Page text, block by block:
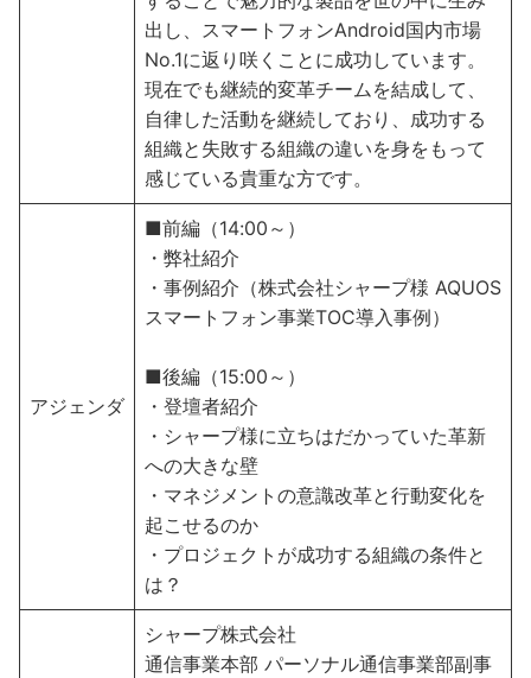
出し、スマートフォンAndroid国内市場
No.1に返り咲くことに成功しています。
現在でも継続的変革チームを結成して、
自律した活動を継続しており、成功する
組織と失敗する組織の違いを身をもって
感じている貴重な方です。
アジェンダ
■前編（14:00～）
・弊社紹介
・事例紹介（株式会社シャープ様 AQUOS
スマートフォン事業TOC導入事例）
■後編（15:00～）
・登壇者紹介
・シャープ様に立ちはだかっていた革新
への大きな壁
・マネジメントの意識改革と行動変化を
起こせるのか
・プロジェクトが成功する組織の条件と
は？
シャープ株式会社
通信事業本部 パーソナル通信事業部副事